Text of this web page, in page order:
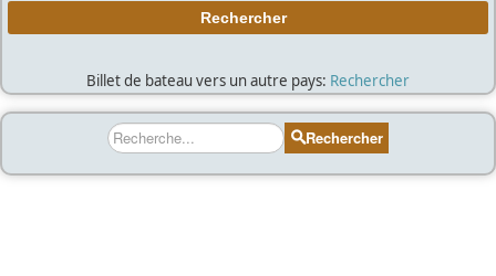
Billet de bateau vers un autre pays: Rechercher
Rechercher Rechercher